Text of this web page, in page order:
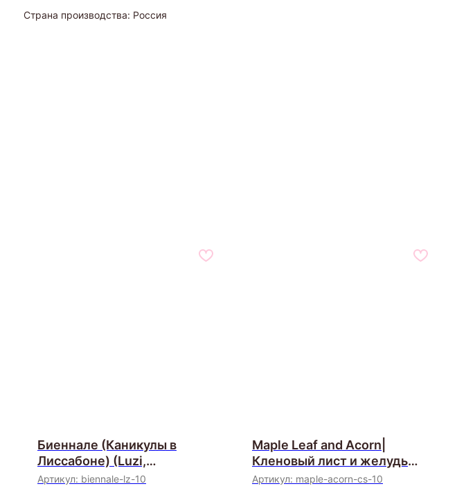
Страна производства: Россия
Биеннале (Каникулы в
Лиссабоне) (Luzi,
Швейцария)
Артикул: biennale-lz-10
Maple Leaf and Acorn|
Кленовый лист и желудь
(Candlescience, США)
Артикул: maple-acorn-cs-10